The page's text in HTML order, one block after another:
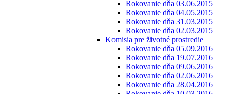
Rokovanie dňa 03.06.2015
Rokovanie dňa 04.05.2015
Rokovanie dňa 31.03.2015
Rokovanie dňa 02.03.2015
Komisia pre životné prostredie
Rokovanie dňa 05.09.2016
Rokovanie dňa 19.07.2016
Rokovanie dňa 09.06.2016
Rokovanie dňa 02.06.2016
Rokovanie dňa 28.04.2016